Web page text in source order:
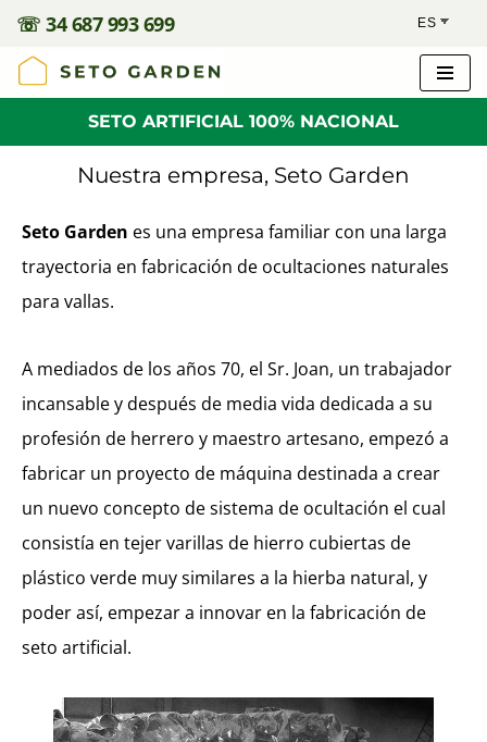
Saltar
al
contenido
☏ 34 687 993 699
SETO ARTIFICIAL 100% NACIONAL
Nuestra empresa, Seto Garden
Seto Garden es una empresa familiar con una larga
trayectoria en fabricación de ocultaciones naturales
para vallas.
A mediados de los años 70, el Sr. Joan, un trabajador
incansable y después de media vida dedicada a su
profesión de herrero y maestro artesano, empezó a
fabricar un proyecto de máquina destinada a crear
un nuevo concepto de sistema de ocultación el cual
consistía en tejer varillas de hierro cubiertas de
plástico verde muy similares a la hierba natural, y
poder así, empezar a innovar en la fabricación de
seto artificial.